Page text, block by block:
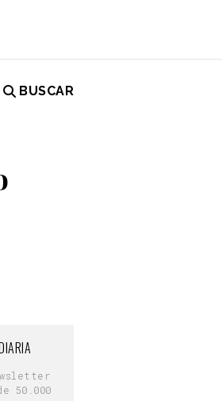
BUSCAR
50.000